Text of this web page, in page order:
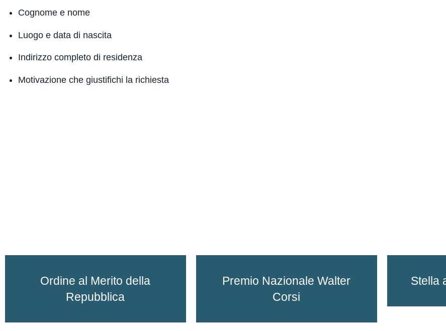
Cognome e nome
Luogo e data di nascita
Indirizzo completo di residenza
Motivazione che giustifichi la richiesta
Ordine al Merito della
Repubblica
Premio Nazionale Walter
Corsi
Stella